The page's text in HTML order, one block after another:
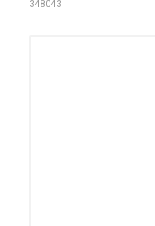
348043